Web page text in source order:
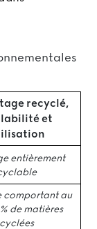
recyclé,
et
entièrement
comportant au
de matières